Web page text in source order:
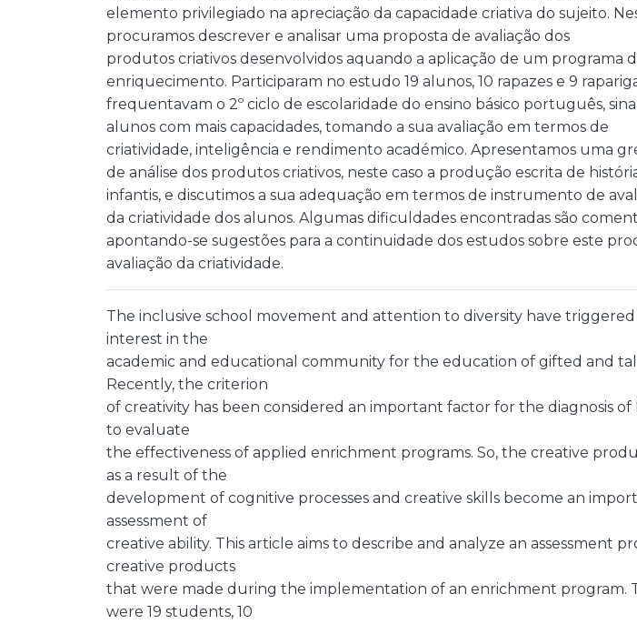
elemento privilegiado na apreciação da capacidade criativa do sujeito.
procuramos descrever e analisar uma proposta de avaliação dos
produtos criativos desenvolvidos aquando a aplicação de um programa
enriquecimento. Participaram no estudo 19 alunos, 10 rapazes e 9
frequentavam o 2º ciclo de escolaridade do ensino básico português,
alunos com mais capacidades, tomando a sua avaliação em termos de
criatividade, inteligência e rendimento académico. Apresentamos uma
de análise dos produtos criativos, neste caso a produção escrita de
infantis, e discutimos a sua adequação em termos de instrumento de
da criatividade dos alunos. Algumas dificuldades encontradas são
apontando-se sugestões para a continuidade dos estudos sobre este
avaliação da criatividade.
The inclusive school movement and attention to diversity have
interest in the
academic and educational community for the education of gifted and
Recently, the criterion
of creativity has been considered an important factor for the diagnosis of
to evaluate
the effectiveness of applied enrichment programs. So, the creative
as a result of the
development of cognitive processes and creative skills become an
assessment of
creative ability. This article aims to describe and analyze an assessment
creative products
that were made during the implementation of an enrichment program.
were 19 students, 10